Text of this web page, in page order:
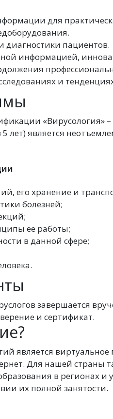
для
диагностики пациентов.
информацией,
и
«Вирусология» –
лет) является
его хранение и
болезней;
ее работы;
в данной сфере;
завершается
и сертификат.
является
Для нашей
в регионах
их полной занятости.